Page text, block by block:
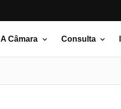
A Câmara Consulta